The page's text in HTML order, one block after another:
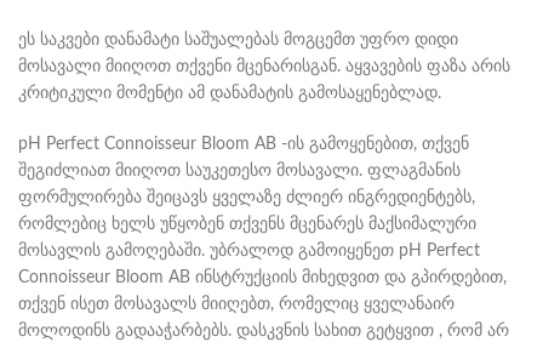
ეს საკვები დანამატი საშუალებას მოგცემთ უფრო დიდი
მოსავალი მიიღოთ თქვენი მცენარისგან. აყვავების ფაზა არის
კრიტიკული მომენტი ამ დანამატის გამოსაყენებლად.
pH Perfect Connoisseur Bloom AB -ის გამოყენებით, თქვენ
შეგიძლიათ მიიღოთ საუკეთესო მოსავალი. ფლაგმანის
ფორმულირება შეიცავს ყველაზე ძლიერ ინგრედიენტებს,
რომლებიც ხელს უწყობენ თქვენს მცენარეს მაქსიმალური
მოსავლის გამოღებაში. უბრალოდ გამოიყენეთ pH Perfect
Connoisseur Bloom AB ინსტრუქციის მიხედვით და გპირდებით,
თქვენ ისეთ მოსავალს მიიღებთ, რომელიც ყველანაირ
მოლოდინს გადააჭარბებს. დასკვნის სახით გეტყვით , რომ არ